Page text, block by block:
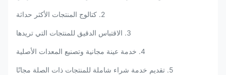
2. كتالوج المنتجات الأكثر حداثة
3. الاقتباس الدقيق للمنتجات التي تريدها
4. خدمة عينة مجانية وتصنيع المعدات الأصلية
5. تقديم خدمة شراء شاملة للمنتجات ذات الصلة مجانًا